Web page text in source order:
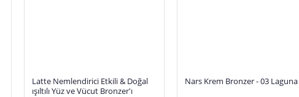
Latte Nemlendirici Etkili & Doğal
ışıltılı Yüz ve Vücut Bronzer'ı
Nars Krem Bronzer - 03 Laguna